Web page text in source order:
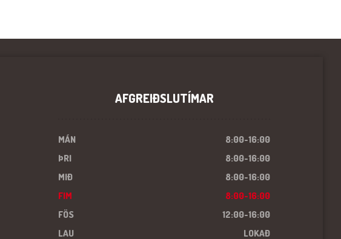
AFGREIÐSLUTÍMAR
MÁN
8:00-16:00
ÞRI
8:00-16:00
MIÐ
8:00-16:00
FIM
8:00-16:00
FÖS
12:00-16:00
LAU
LOKAÐ